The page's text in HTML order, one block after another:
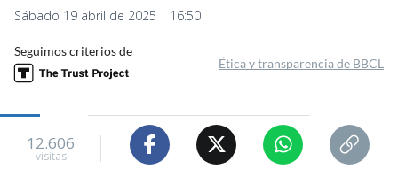
Sábado 19 abril de 2025 | 16:50
Seguimos criterios de
Ética y transparencia de BBCL
12.606
visitas